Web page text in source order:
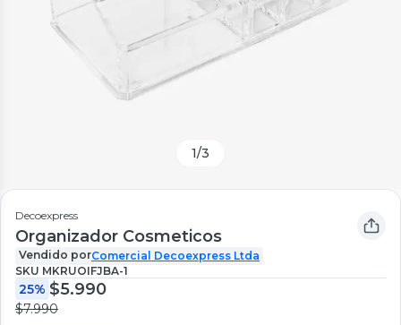
1/3
Decoexpress
Organizador Cosmeticos
Vendido porComercial Decoexpress Ltda
SKU MKRUOIFJBA-1
25% $5.990
$7.990